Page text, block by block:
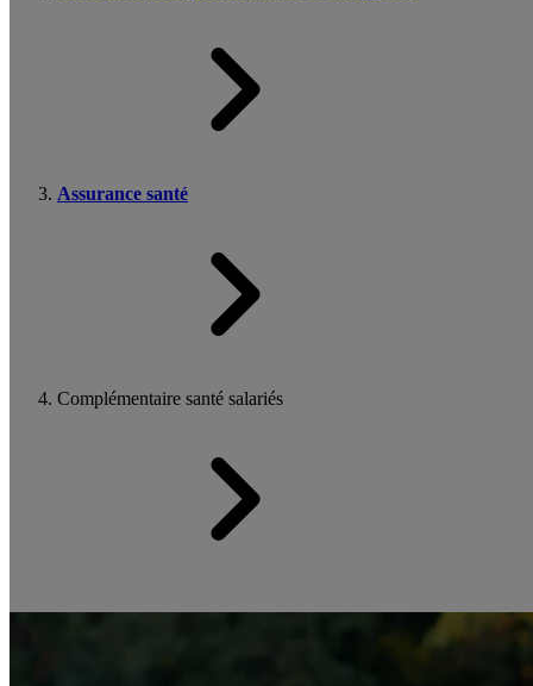
Assurance santé
Complémentaire santé salariés